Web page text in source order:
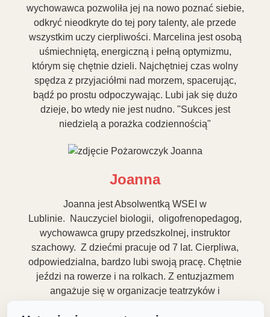
wychowawca pozwoliła jej na nowo poznać siebie,
odkryć nieodkryte do tej pory talenty, ale przede
wszystkim uczy cierpliwości. Marcelina jest osobą
uśmiechniętą, energiczną i pełną optymizmu,
którym się chętnie dzieli. Najchętniej czas wolny
spędza z przyjaciółmi nad morzem, spacerując,
bądź po prostu odpoczywając. Lubi jak się dużo
dzieje, bo wtedy nie jest nudno. "Sukces jest
niedzielą a porażka codziennością"
Joanna
Joanna jest Absolwentką WSEI w
Lublinie. Nauczyciel biologii, oligofrenopedagog,
wychowawca grupy przedszkolnej, instruktor
szachowy. Z dziećmi pracuje od 7 lat. Cierpliwa,
odpowiedzialna, bardzo lubi swoją pracę. Chętnie
jeździ na rowerze i na rolkach. Z entuzjazmem
angażuje się w organizacje teatrzyków i